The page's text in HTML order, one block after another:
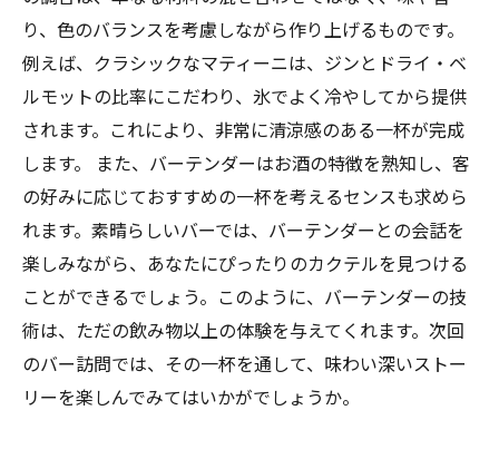
り、色のバランスを考慮しながら作り上げるものです。
例えば、クラシックなマティーニは、ジンとドライ・ベ
ルモットの比率にこだわり、氷でよく冷やしてから提供
されます。これにより、非常に清涼感のある一杯が完成
します。 また、バーテンダーはお酒の特徴を熟知し、客
の好みに応じておすすめの一杯を考えるセンスも求めら
れます。素晴らしいバーでは、バーテンダーとの会話を
楽しみながら、あなたにぴったりのカクテルを見つける
ことができるでしょう。このように、バーテンダーの技
術は、ただの飲み物以上の体験を与えてくれます。次回
のバー訪問では、その一杯を通して、味わい深いストー
リーを楽しんでみてはいかがでしょうか。